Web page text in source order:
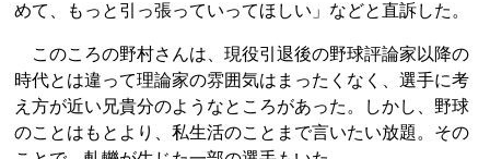
めて、もっと引っ張っていってほしい」などと直訴した。
このころの野村さんは、現役引退後の野球評論家以降の
時代とは違って理論家の雰囲気はまったくなく、選手に考
え方が近い兄貴分のようなところがあった。しかし、野球
のことはもとより、私生活のことまで言いたい放題。その